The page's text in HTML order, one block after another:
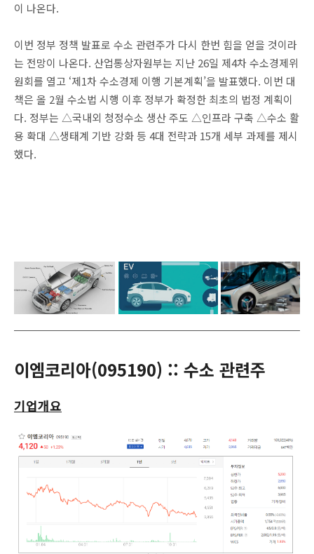
이 나온다.
이번 정부 정책 발표로 수소 관련주가 다시 한번 힘을 얻을 것이라
는 전망이 나온다. 산업통상자원부는 지난 26일 제4차 수소경제위
원회를 열고 ‘제1차 수소경제 이행 기본계획’을 발표했다. 이번 대
책은 올 2월 수소법 시행 이후 정부가 확정한 최초의 법정 계획이
다. 정부는 △국내외 청정수소 생산 주도 △인프라 구축 △수소 활
용 확대 △생태계 기반 강화 등 4대 전략과 15개 세부 과제를 제시
했다.
이엠코리아(095190) :: 수소 관련주
기업개요